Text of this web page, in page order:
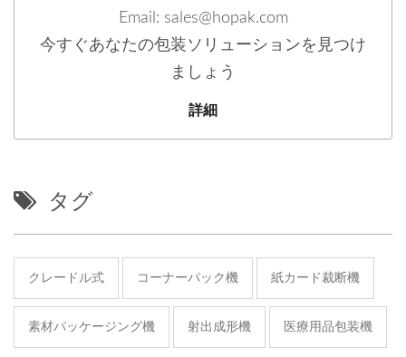
Email: sales@hopak.com
今すぐあなたの包装ソリューションを見つけ
ましょう
詳細
タグ
クレードル式 コーナーパック機 紙カード裁断機
素材パッケージング機 射出成形機 医療用品包装機